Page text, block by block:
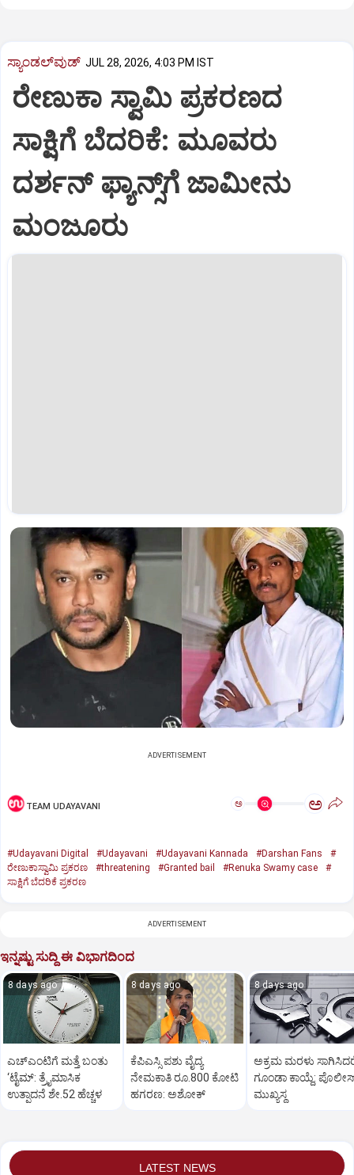
ಸ್ಯಾಂಡಲ್‌ವುಡ್‌ JUL 28, 2026, 4:03 PM IST
ರೇಣುಕಾ ಸ್ವಾಮಿ ಪ್ರಕರಣದ
ಸಾಕ್ಷಿಗೆ ಬೆದರಿಕೆ: ಮೂವರು
ದರ್ಶನ್‌ ಫ್ಯಾನ್ಸ್‌ಗೆ ಜಾಮೀನು
ಮಂಜೂರು
ADVERTISEMENT
TEAM UDAYAVANI ಅ ಅ
#Udayavani Digital #Udayavani #Udayavani Kannada #Darshan Fans
#
ರೇಣುಕಾಸ್ವಾಮಿ ಪ್ರಕರಣ
#threatening #Granted bail #Renuka Swamy case
#
ಸಾಕ್ಷಿಗೆ ಬೆದರಿಕೆ ಪ್ರಕರಣ
ADVERTISEMENT
ಇನ್ನಷ್ಟು ಸುದ್ದಿ ಈ ವಿಭಾಗದಿಂದ
8 days ago
ಎಚ್‌ಎಂಟಿಗೆ ಮತ್ತೆ ಬಂತು
‘ಟೈಮ್: ತ್ರೈಮಾಸಿಕ
ಉತ್ಪಾದನೆ ಶೇ.52 ಹೆಚ್ಚಳ
8 days ago
ಕೆಪಿಎಸ್ಸಿ ಪಶು ವೈದ್ಯ
ನೇಮಕಾತಿ ರೂ.800 ಕೋಟಿ
ಹಗರಣ: ಅಶೋಕ್‌
8 days ago
ಅಕ್ರಮ ಮರಳು
ಗೂಂಡಾ ಕಾಯ್ದೆ:
ಮುಖ್ಯಸ್ಥ
LATEST NEWS